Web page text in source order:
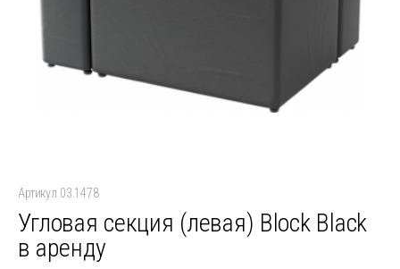
Артикул 03.1478
Угловая секция (левая) Block Black
в аренду